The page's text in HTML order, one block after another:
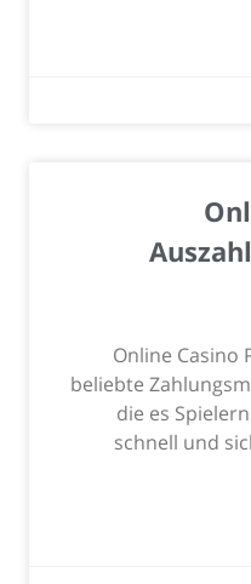
Online Casino
beliebte
die es
schnell und